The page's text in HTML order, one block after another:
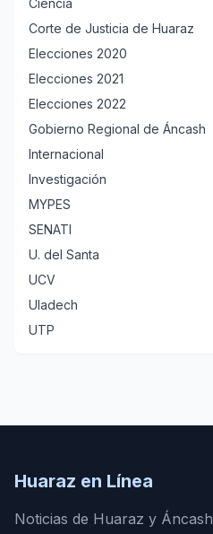
Ciencia
Corte de Justicia de Huaraz
Elecciones 2020
Elecciones 2021
Elecciones 2022
Gobierno Regional de Áncash
Internacional
Investigación
MYPES
SENATI
U. del Santa
UCV
Uladech
UTP
Huaraz en Línea
Noticias de Huaraz y Áncash